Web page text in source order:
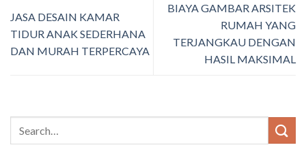
JASA DESAIN KAMAR
TIDUR ANAK SEDERHANA
DAN MURAH TERPERCAYA
BIAYA GAMBAR ARSITEK
RUMAH YANG
TERJANGKAU DENGAN
HASIL MAKSIMAL